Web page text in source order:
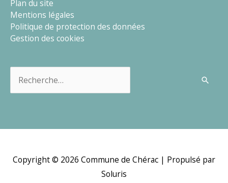
Plan du site
Mentions légales
Politique de protection des données
Gestion des cookies
Copyright © 2026 Commune de Chérac | Propulsé par
Soluris